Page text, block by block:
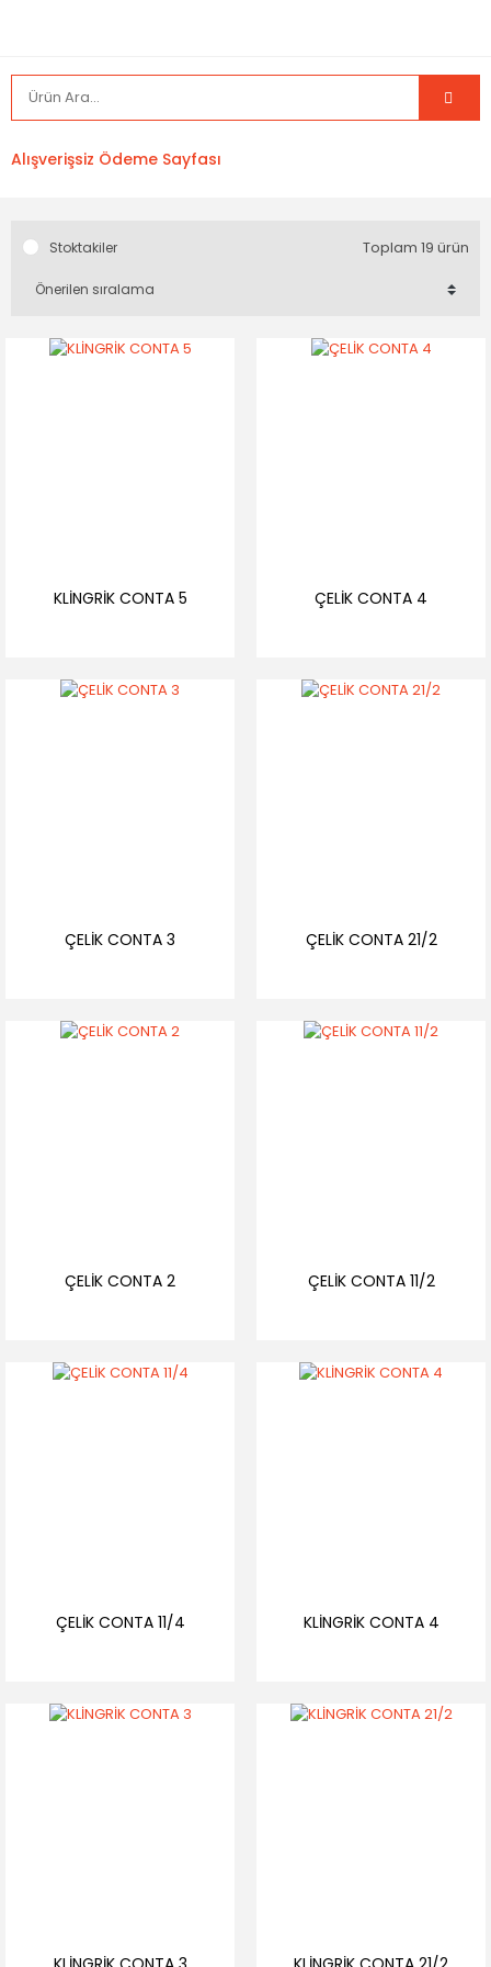
Alışverişsiz Ödeme Sayfası
Stoktakiler Toplam 19 ürün
KLİNGRİK CONTA 5 ÇELİK CONTA 4
ÇELİK CONTA 3 ÇELİK CONTA 21/2
ÇELİK CONTA 2 ÇELİK CONTA 11/2
ÇELİK CONTA 11/4 KLİNGRİK CONTA 4